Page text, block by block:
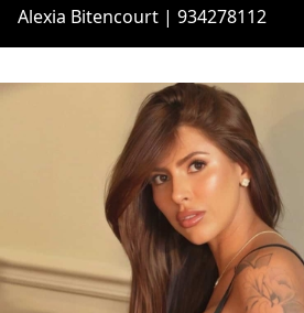
Alexia Bitencourt | 934278112